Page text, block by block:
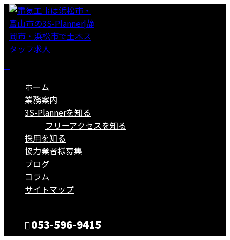
ホーム
業務案内
3S-Plannerを知る
フリーアクセスを知る
採用を知る
協力業者様募集
ブログ
コラム
サイトマップ
053-596-9415